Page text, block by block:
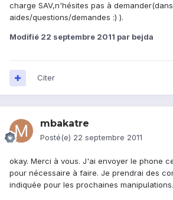
charge SAV,n'hésites pas à
aides/questions/demandes :) ).
Modifié 22 septembre 2011 par bejda
Citer
mbakatre
Posté(e) 22 septembre 2011
okay. Merci à vous. J'ai envoyer le phone
pour nécessaire à faire. Je prendrai des
indiquée pour les prochaines manipulations.